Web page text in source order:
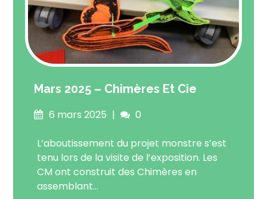
Mars 2025 – Chimères Et Cie
Posted6 mars 2025 Comments
0
L’aboutissement du projet monstre s’est
tenu lors de la visite de l’exposition. Les
CM ont construit des Chimères en
assemblant...